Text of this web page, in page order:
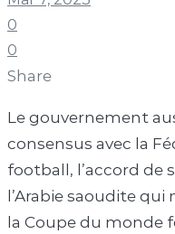
0
0
Share
Le gouvernement
consensus avec la
football, l’accord de
l’Arabie saoudite qui
la Coupe du monde